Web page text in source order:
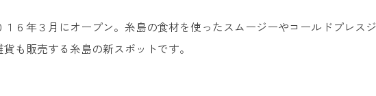
１６年３月にオープン。糸島の食材を使ったスムージーやコールドプレ
貨も販売する糸島の新スポットです。